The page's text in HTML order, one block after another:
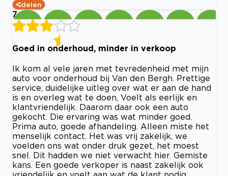
delen
7
Goed in onderhoud, minder in verkoop
Ik kom al vele jaren met tevredenheid met mijn
auto voor onderhoud bij Van den Bergh. Prettige
service, duidelijke uitleg over wat er aan de hand
is en overleg wat te doen, Voelt als eerlijk en
klantvriendelijk. Daarom daar ook een auto
gekocht. Die ervaring was wat minder goed.
Prima auto, goede afhandeling. Alleen miste het
menselijk contact. Het was vrij zakelijk, we
voelden ons wat onder druk gezet, het moest
snel. Dit hadden we niet verwacht hier. Gemiste
kans. Een goede verkoper is naast zakelijk ook